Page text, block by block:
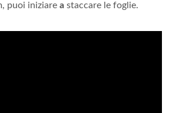
puoi iniziare a staccare le foglie.